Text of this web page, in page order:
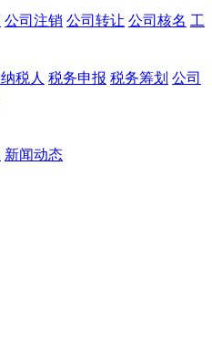
公司注销 公司转让 公司核名 工
税人 税务申报 税务筹划 公司
新闻动态